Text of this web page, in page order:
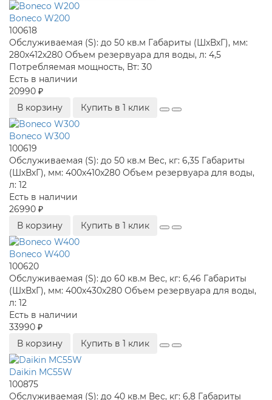
Boneco W200
100618
Обслуживаемая (S): до 50 кв.м Габариты (ШхВхГ), мм:
280x412x280 Объем резервуара для воды, л: 4,5
Потребляемая мощность, Вт: 30
Есть в наличии
20990 ₽
В корзину
Купить в 1 клик
Boneco W300
100619
Обслуживаемая (S): до 50 кв.м Вес, кг: 6,35 Габариты
(ШхВхГ), мм: 400x410x280 Объем резервуара для воды,
л: 12
Есть в наличии
26990 ₽
В корзину
Купить в 1 клик
Boneco W400
100620
Обслуживаемая (S): до 60 кв.м Вес, кг: 6,46 Габариты
(ШхВхГ), мм: 400x430x280 Объем резервуара для воды,
л: 12
Есть в наличии
33990 ₽
В корзину
Купить в 1 клик
Daikin MC55W
100875
Обслуживаемая (S): до 40 кв.м Вес, кг: 6,8 Габариты